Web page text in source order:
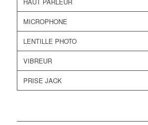
MICROPHONE
LENTILLE PHOTO
VIBREUR
PRISE JACK